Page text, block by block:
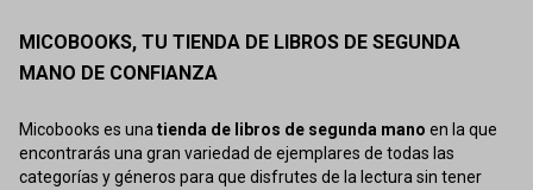
MICOBOOKS, TU TIENDA DE LIBROS DE SEGUNDA
MANO DE CONFIANZA
Micobooks es unatienda de libros de segunda mano en la que
encontrarás una gran variedad de ejemplares de todas las
categorías y géneros para que disfrutes de la lectura sin tener